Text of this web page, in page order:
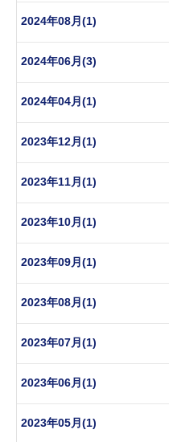
2024年08月(1)
2024年06月(3)
2024年04月(1)
2023年12月(1)
2023年11月(1)
2023年10月(1)
2023年09月(1)
2023年08月(1)
2023年07月(1)
2023年06月(1)
2023年05月(1)